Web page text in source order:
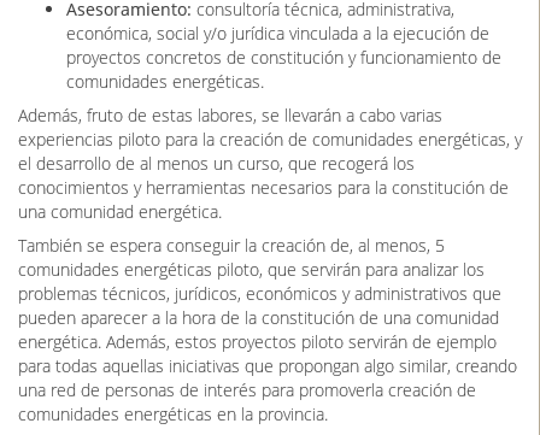
Asesoramiento: consultoría técnica, administrativa,
económica, social y/o jurídica vinculada a la ejecución de
proyectos concretos de constitución y funcionamiento de
comunidades energéticas.
Además, fruto de estas labores, se llevarán a cabo varias
experiencias piloto para la creación de comunidades energéticas, y
el desarrollo de al menos un curso, que recogerá los
conocimientos y herramientas necesarios para la constitución de
una comunidad energética.
También se espera conseguir la creación de, al menos, 5
comunidades energéticas piloto, que servirán para analizar los
problemas técnicos, jurídicos, económicos y administrativos que
pueden aparecer a la hora de la constitución de una comunidad
energética. Además, estos proyectos piloto servirán de ejemplo
para todas aquellas iniciativas que propongan algo similar, creando
una red de personas de interés para promoverla creación de
comunidades energéticas en la provincia.